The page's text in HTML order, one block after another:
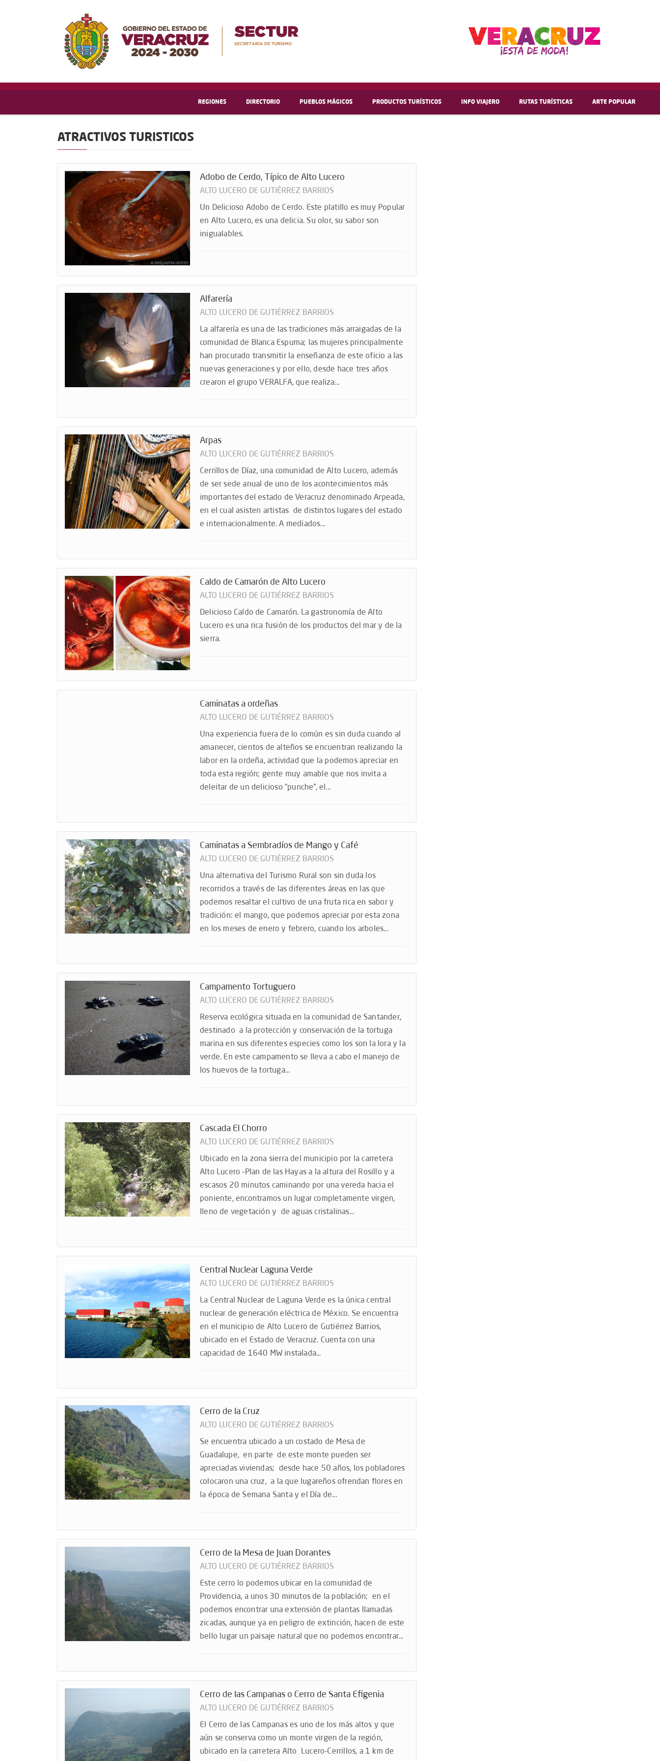
REGIONES DIRECTORIO PUEBLOS MÁGICOS PRODUCTOS TURÍSTICOS INFO VIAJERO RUTAS TURÍSTICAS ARTE POPULAR
ATRACTIVOS TURISTICOS
Adobo de Cerdo, Típico de Alto Lucero
ALTO LUCERO DE GUTIÉRREZ BARRIOS
Un Delicioso Adobo de Cerdo. Este platillo es muy Popular
en Alto Lucero, es una delicia. Su olor, su sabor son
inigualables.
Alfarería
ALTO LUCERO DE GUTIÉRREZ BARRIOS
La alfarería es una de las tradiciones más arraigadas de la
comunidad de Blanca Espuma; las mujeres principalmente
han procurado transmitir la enseñanza de este oficio a las
nuevas generaciones y por ello, desde hace tres años
crearon el grupo VERALFA, que realiza...
Arpas
ALTO LUCERO DE GUTIÉRREZ BARRIOS
Cerrillos de Díaz, una comunidad de Alto Lucero, además
de ser sede anual de uno de los acontecimientos más
importantes del estado de Veracruz denominado Arpeada,
en el cual asisten artistas de distintos lugares del estado
e internacionalmente. A mediados...
Caldo de Camarón de Alto Lucero
ALTO LUCERO DE GUTIÉRREZ BARRIOS
Delicioso Caldo de Camarón. La gastronomía de Alto
Lucero es una rica fusión de los productos del mar y de la
sierra.
Caminatas a ordeñas
ALTO LUCERO DE GUTIÉRREZ BARRIOS
Una experiencia fuera de lo común es sin duda cuando al
amanecer, cientos de alteños se encuentran realizando la
labor en la ordeña, actividad que la podemos apreciar en
toda esta región; gente muy amable que nos invita a
deleitar de un delicioso “punche”, el...
Caminatas a Sembradíos de Mango y Café
ALTO LUCERO DE GUTIÉRREZ BARRIOS
Una alternativa del Turismo Rural son sin duda los
recorridos a través de las diferentes áreas en las que
podemos resaltar el cultivo de una fruta rica en sabor y
tradición: el mango, que podemos apreciar por esta zona
en los meses de enero y febrero, cuando los arboles...
Campamento Tortuguero
ALTO LUCERO DE GUTIÉRREZ BARRIOS
Reserva ecológica situada en la comunidad de Santander,
destinado a la protección y conservación de la tortuga
marina en sus diferentes especies como los son la lora y la
verde. En este campamento se lleva a cabo el manejo de
los huevos de la tortuga...
Cascada El Chorro
ALTO LUCERO DE GUTIÉRREZ BARRIOS
Ubicado en la zona sierra del municipio por la carretera
Alto Lucero –Plan de las Hayas a la altura del Rosillo y a
escasos 20 minutos caminando por una vereda hacia el
poniente, encontramos un lugar completamente virgen,
lleno de vegetación y de aguas cristalinas...
Central Nuclear Laguna Verde
ALTO LUCERO DE GUTIÉRREZ BARRIOS
La Central Nuclear de Laguna Verde es la única central
nuclear de generación eléctrica de México. Se encuentra
en el municipio de Alto Lucero de Gutiérrez Barrios,
ubicado en el Estado de Veracruz. Cuenta con una
capacidad de 1640 MW instalada...
Cerro de la Cruz
ALTO LUCERO DE GUTIÉRREZ BARRIOS
Se encuentra ubicado a un costado de Mesa de
Guadalupe, en parte de este monte pueden ser
apreciadas viviendas; desde hace 50 años, los pobladores
colocaron una cruz, a la que lugareños ofrendan flores en
la época de Semana Santa y el Día de...
Cerro de la Mesa de Juan Dorantes
ALTO LUCERO DE GUTIÉRREZ BARRIOS
Este cerro lo podemos ubicar en la comunidad de
Providencia, a unos 30 minutos de la población; en el
podemos encontrar una extensión de plantas llamadas
zicadas, aunque ya en peligro de extinción, hacen de este
bello lugar un paisaje natural que no podemos encontrar...
Cerro de las Campanas o Cerro de Santa Efigenia
ALTO LUCERO DE GUTIÉRREZ BARRIOS
El Cerro de las Campanas es uno de los más altos y que
aún se conserva como un monte virgen de la región,
ubicado en la carretera Alto Lucero-Cerrillos, a 1 km de